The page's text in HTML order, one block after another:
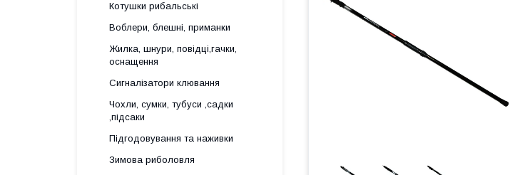
Котушки рибальські
Воблери, блешні, приманки
Жилка, шнури, повідці,гачки,
оснащення
Сигналізатори клювання
Чохли, сумки, тубуси ,садки
,підсаки
Підгодовування та наживки
Зимова риболовля